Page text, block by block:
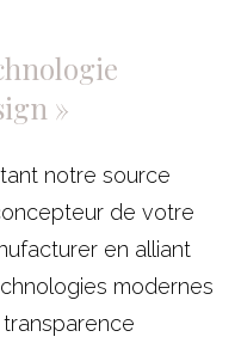
»
notre source
de votre
en alliant
modernes
transparence